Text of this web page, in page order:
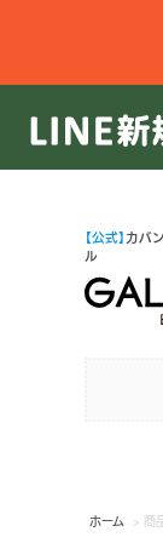
【公式】 カバ
ル
ホーム > 商